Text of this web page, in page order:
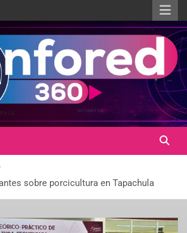
sobre porcicultura en Tapachula